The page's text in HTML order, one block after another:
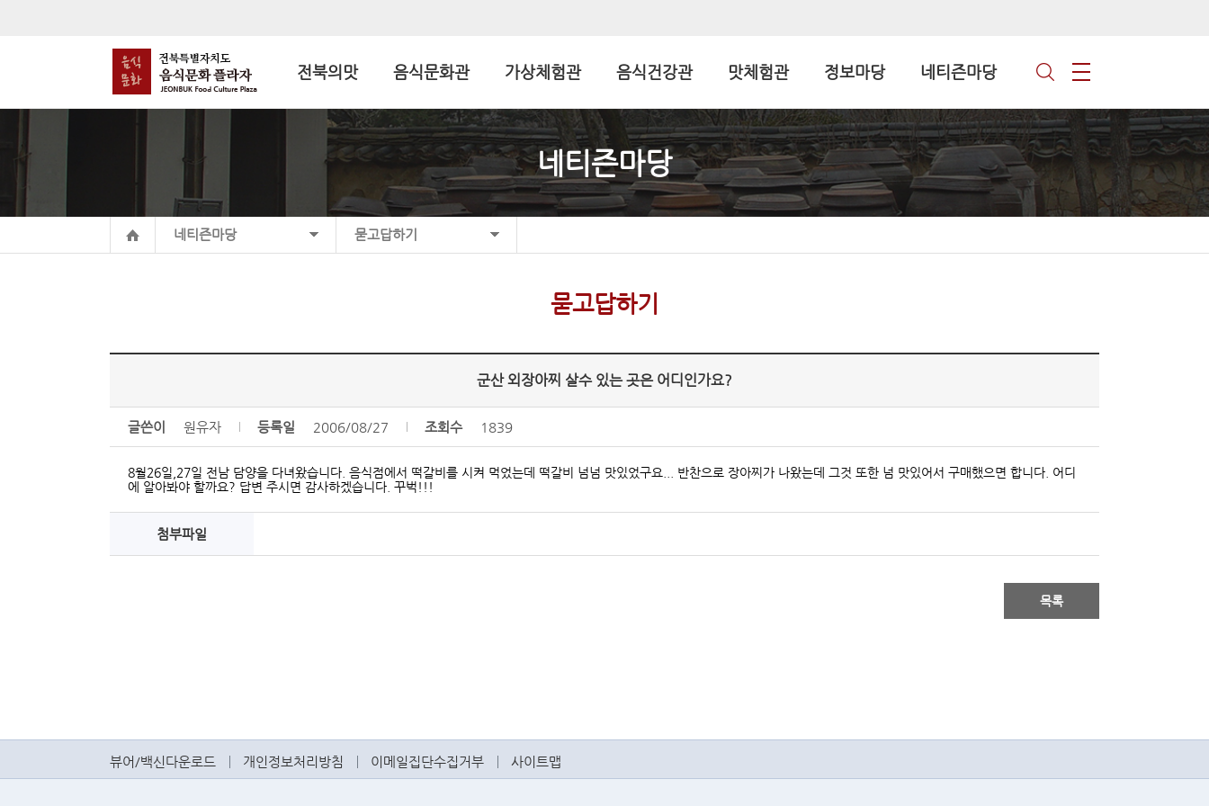
전북의맛 음식문화관 가상체험관 음식건강관 맛체험관 정보마당 네티즌마당
네티즌마당
네티즌마당 묻고답하기
묻고답하기
군산 외장아찌 살수 있는 곳은 어디인가요?
글쓴이 원유자 등록일 2006/08/27 조회수 1839
8월26일,27일 전남 담양을 다녀왔습니다. 음식점에서 떡갈비를 시켜 먹었는데 떡갈비 넘넘 맛있었구요... 반찬으로 장아찌가 나왔는데 그것 또한 넘 맛있어서 구매했으면 합니다. 어디
에 알아봐야 할까요? 답변 주시면 감사하겠습니다. 꾸벅!!!
첨부파일
목록
뷰어/백신다운로드 개인정보처리방침 이메일집단수집거부 사이트맵